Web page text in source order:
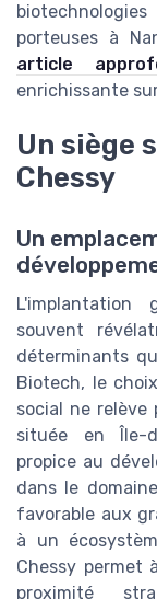
porteuses à
article
enrichissante
Un siège
Chessy
Un
L'implantation
souvent
déterminants
Biotech, le
social ne relève
située en Île-
propice au
dans le
favorable aux
à un
Chessy permet
proximité